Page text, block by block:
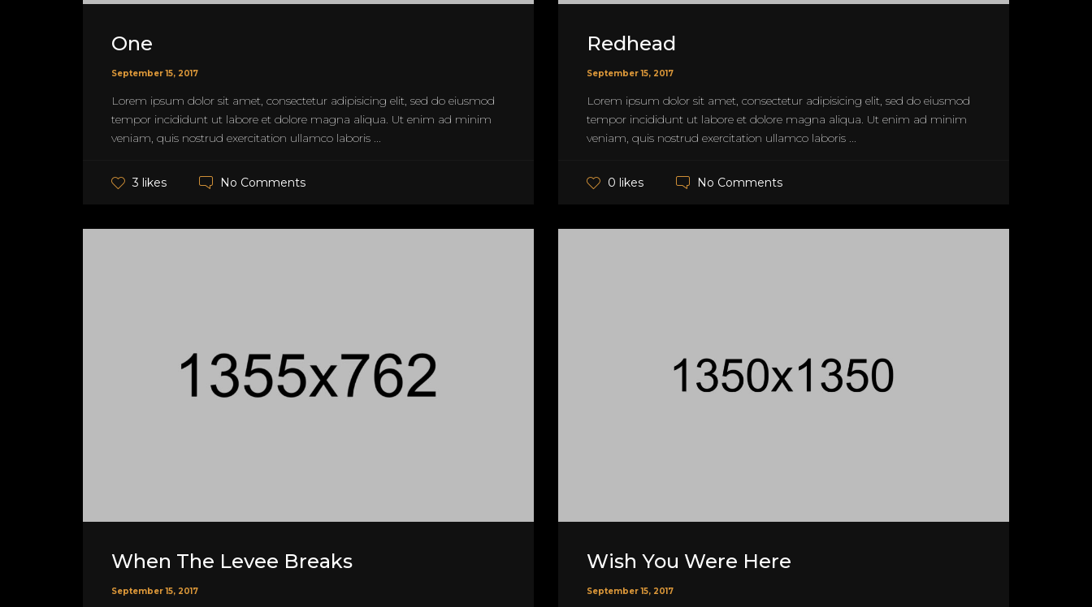
One
September 15, 2017
Lorem ipsum dolor sit amet, consectetur adipisicing elit, sed do eiusmod
tempor incididunt ut labore et dolore magna aliqua. Ut enim ad minim
veniam, quis nostrud exercitation ullamco laboris ...
3 likes No Comments
Redhead
September 15, 2017
Lorem ipsum dolor sit amet, consectetur adipisicing elit, sed do eiusmod
tempor incididunt ut labore et dolore magna aliqua. Ut enim ad minim
veniam, quis nostrud exercitation ullamco laboris ...
0 likes No Comments
When The Levee Breaks
September 15, 2017
Wish You Were Here
September 15, 2017